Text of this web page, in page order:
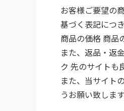
お客様ご要望の
基づく表記につ
商品の価格 商品
また、返品・返
ク 先のサイトも
また、当サイト
うお願い致しま